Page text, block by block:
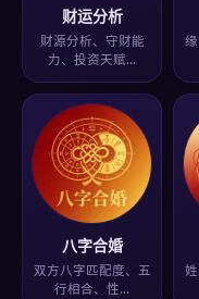
财运分析
财源分析、守财能
力、投资天赋…
八字合婚
双方八字匹配度、五
行相合、性…